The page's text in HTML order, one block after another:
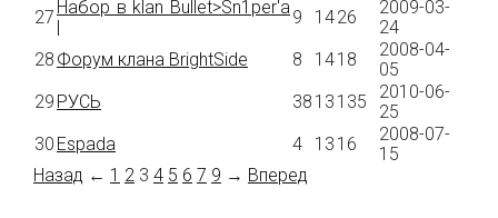
27 Набор в klan Bullet>Sn1per'a
|
9 1426
2009-03-
24
28 Форум клана BrightSide 8 1418
2008-04-
05
29 РУСЬ 38 13 135
2010-06-
25
30 Espada 4 13 16
2008-07-
15
Назад ← 1 2 3 4 5 6 7 9 → Вперед